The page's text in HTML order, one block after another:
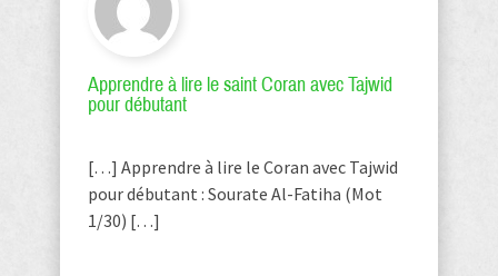
Apprendre à lire le saint Coran avec Tajwid
pour débutant
[…] Apprendre à lire le Coran avec Tajwid
pour débutant : Sourate Al-Fatiha (Mot
1/30) […]